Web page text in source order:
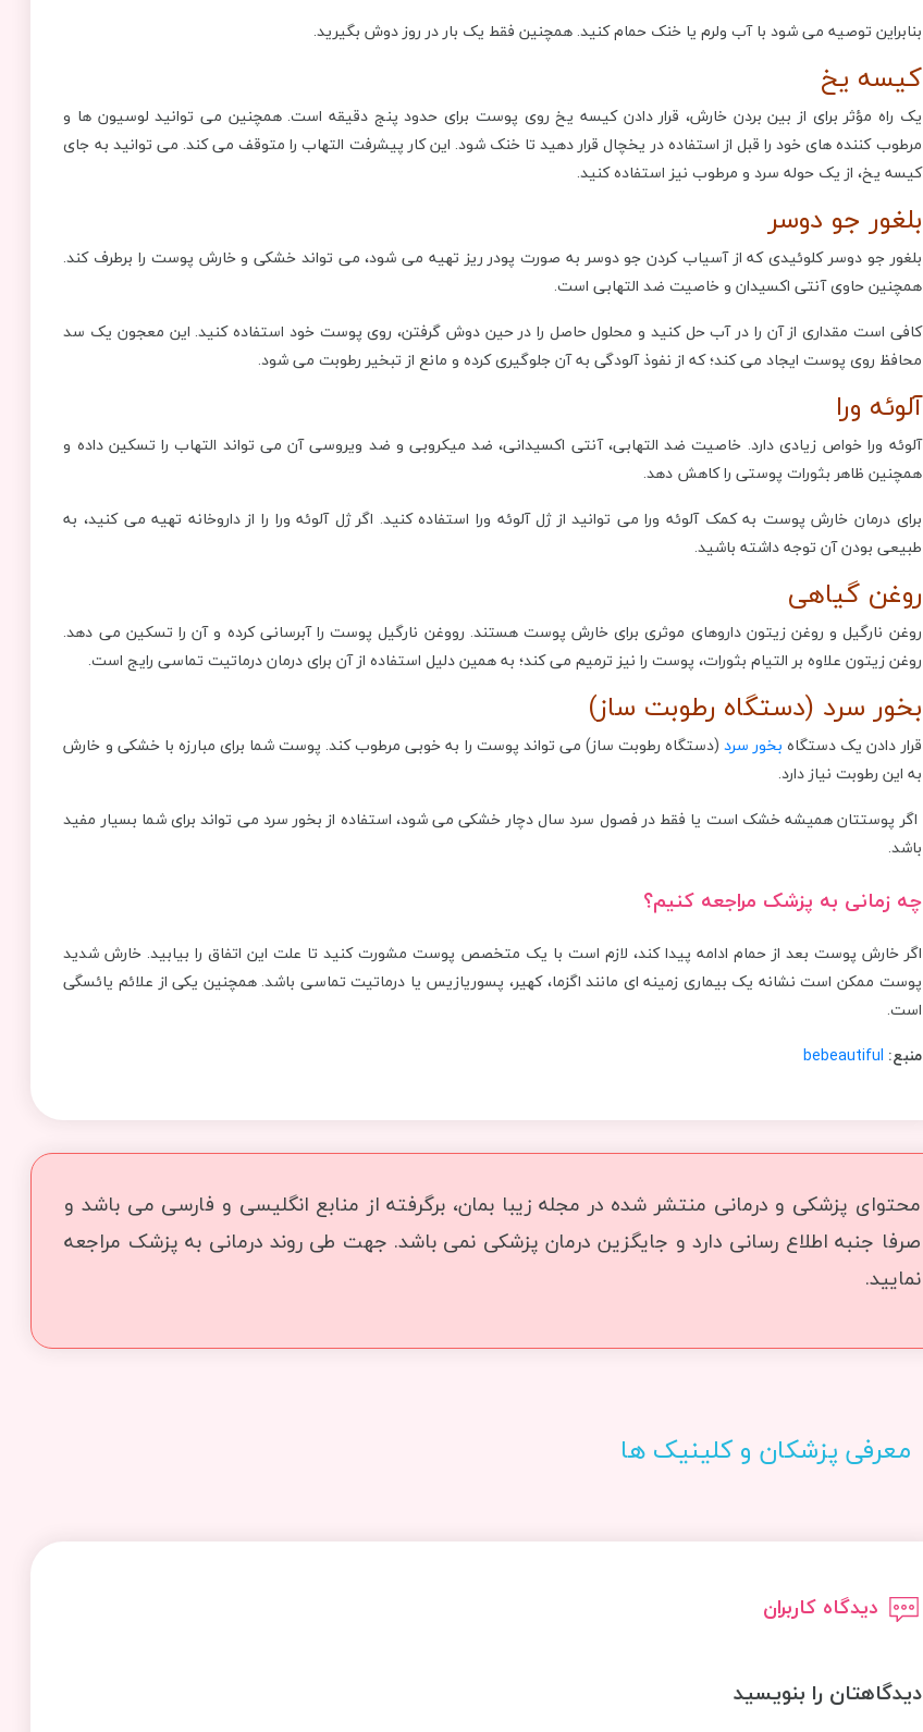
بنابراین توصیه می شود با آب ولرم یا خنک حمام کنید. همچنین فقط یک بار در روز دوش بگیرید.
کیسه یخ
یک راه مؤثر برای از بین بردن خارش، قرار دادن کیسه یخ روی پوست برای حدود پنج دقیقه است. همچنین می توانید لوسیون ها و
مرطوب کننده های خود را قبل از استفاده در یخچال قرار دهید تا خنک شود. این کار پیشرفت التهاب را متوقف می کند. می توانید به جای
کیسه یخ، از یک حوله سرد و مرطوب نیز استفاده کنید.
بلغور جو دوسر
بلغور جو دوسر کلوئیدی که از آسیاب کردن جو دوسر به صورت پودر ریز تهیه می ‌شود، می تواند خشکی و خارش پوست را برطرف کند.
همچنین حاوی آنتی اکسیدان و خاصیت ضد التهابی است.
کافی است مقداری از آن را در آب حل کنید و محلول حاصل را در حین دوش گرفتن، روی پوست خود استفاده کنید. این معجون یک سد
محافظ روی پوست ایجاد می کند؛ که از نفوذ آلودگی به آن جلوگیری کرده و مانع از تبخیر رطوبت می شود.
آلوئه ورا
آلوئه ورا خواص زیادی دارد. خاصیت ضد التهابی، آنتی اکسیدانی، ضد میکروبی و ضد ویروسی آن می تواند التهاب را تسکین داده و
همچنین ظاهر بثورات پوستی را کاهش دهد.
برای درمان خارش پوست به کمک آلوئه ورا می توانید از ژل آلوئه ورا استفاده کنید. اگر ژل آلوئه ورا را از داروخانه تهیه می کنید، به
طبیعی بودن آن توجه داشته باشید.
روغن گیاهی
روغن نارگیل و روغن زیتون داروهای موثری برای خارش پوست هستند. رووغن نارگیل پوست را آبرسانی کرده و آن را تسکین می دهد.
روغن زیتون علاوه بر التیام بثورات، پوست را نیز ترمیم می کند؛ به همین دلیل استفاده از آن برای درمان درماتیت تماسی رایج است.
بخور سرد (دستگاه رطوبت ساز)
قرار دادن یک دستگاه بخور سرد(دستگاه رطوبت ساز) می تواند پوست را به خوبی مرطوب کند. پوست شما برای مبارزه با خشکی و خارش
به این رطوبت نیاز دارد.
اگر پوستتان همیشه خشک است یا فقط در فصول سرد سال دچار خشکی می شود، استفاده از بخور سرد می تواند برای شما بسیار مفید
باشد.
چه زمانی به پزشک مراجعه کنیم؟
اگر خارش پوست بعد از حمام ادامه پیدا کند، لازم است با یک متخصص پوست مشورت کنید تا علت این اتفاق را بیابید. خارش شدید
پوست ممکن است نشانه یک بیماری زمینه ای مانند اگزما، کهیر، پسوریازیس یا درماتیت تماسی باشد. همچنین یکی از علائم یائسگی
است.
منبع: bebeautiful
محتوای پزشکی و درمانی منتشر شده در مجله زیبا بمان، برگرفته از منابع انگلیسی و فارسی می باشد و
صرفا جنبه اطلاع رسانی دارد و جایگزین درمان پزشکی نمی باشد. جهت طی روند درمانی به پزشک مراجعه
نمایید.
معرفی پزشکان و کلینیک ها
دیدگاه کاربران
دیدگاهتان را بنویسید